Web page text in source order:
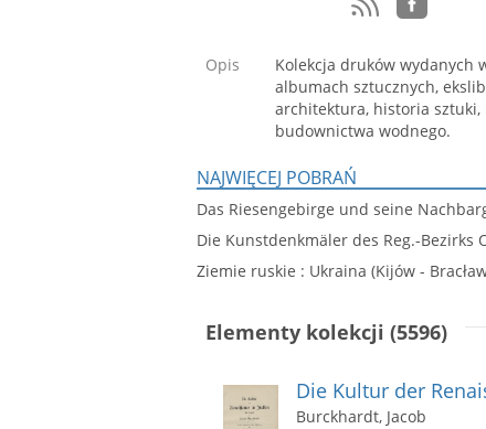
Opis
Kolekcja druków wydanych
albumach sztucznych,
architektura, historia
budownictwa wodnego.
NAJWIĘCEJ POBRAŃ
Das Riesengebirge und seine
Die Kunstdenkmäler des Reg.-Bezirks
Ziemie ruskie : Ukraina (Kijów -
Elementy kolekcji (5596)
Die Kultur der
Burckhardt, Jacob